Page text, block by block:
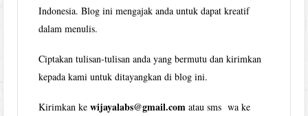
Indonesia. Blog ini mengajak anda untuk dapat kreatif
dalam menulis.
Ciptakan tulisan-tulisan anda yang bermutu dan kirimkan
kepada kami untuk ditayangkan di blog ini.
Kirimkan kewijayalabs@gmail.com atau sms wa ke